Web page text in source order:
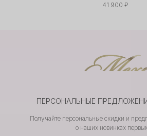
41 900 ₽
ПЕРСОНАЛЬНЫЕ
Получайте персональные скидки и
о наших новинках